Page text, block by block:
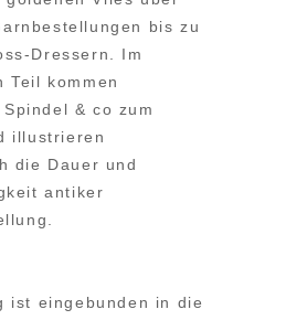
bis zu
Dressern. Im
Teil kommen
& co zum
illustrieren
die Dauer und
antiker
ist eingebunden in die